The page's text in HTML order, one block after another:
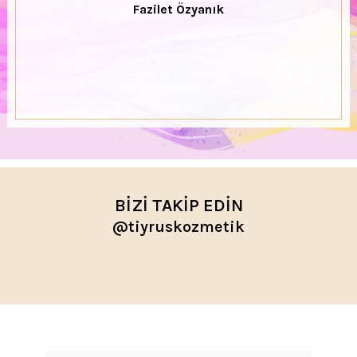
Fazilet Özyanık
BİZİ TAKİP EDİN
@tiyruskozmetik